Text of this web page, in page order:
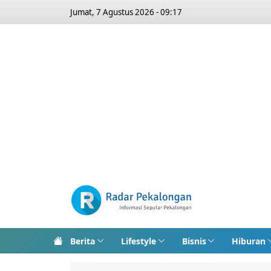
Jumat, 7 Agustus 2026 - 09:17
Berita Lifestyle Bisnis Hiburan